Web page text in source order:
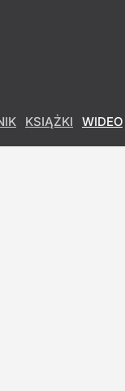
KSIĄŻKI WIDEO